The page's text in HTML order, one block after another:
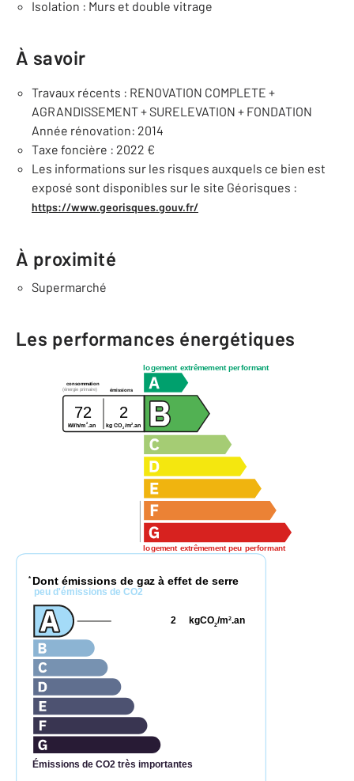
Isolation : Murs et double vitrage
À savoir
Travaux récents : RENOVATION COMPLETE +
AGRANDISSEMENT + SURELEVATION + FONDATION
Année rénovation: 2014
Taxe foncière : 2022 €
Les informations sur les risques auxquels ce bien est
exposé sont disponibles sur le site Géorisques :
https://www.georisques.gouv.fr/
À proximité
Supermarché
Les performances énergétiques
logement extrêmement performant
logement extrêmement peu performant
consommation
émissions
(énergie primaire)
72 2
kWh/m 2.an kg CO2/m2.an
* Dont émissions de gaz à effet de serre
peu d'émissions de CO2
Émissions de CO2 très importantes
kgCO2/m2.an
2